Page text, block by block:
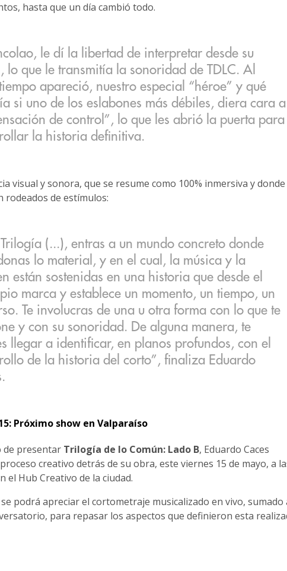
hasta que un día cambió todo.
le dí la libertad de interpretar desde su
lo que le transmitía la sonoridad de TDLC. Al
apareció, nuestro especial “héroe” y qué
si uno de los eslabones más débiles, diera cara a
de control”, lo que les abrió la puerta para
la historia definitiva.
visual y sonora, que se resume como 100% inmersiva y
rodeados de estímulos:
(...), entras a un mundo concreto donde
lo material, y en el cual, la música y la
están sostenidas en una historia que desde el
marca y establece un momento, un tiempo, un
Te involucras de una u otra forma con lo que te
y con su sonoridad. De alguna manera, te
llegar a identificar, en planos profundos, con el
de la historia del corto”, finaliza Eduardo
Próximo show en Valparaíso
de presentar Trilogía de lo Común: Lado B, Eduardo Caces
creativo detrás de su obra, este viernes 15 de mayo, a
el Hub Creativo de la ciudad.
se podrá apreciar el cortometraje musicalizado en vivo, sumado
para repasar los aspectos que definieron esta